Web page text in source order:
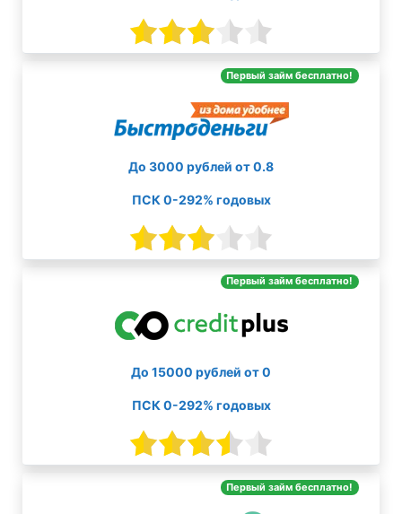
Первый займ бесплатно!
До 3000 рублей от 0.8
ПСК 0-292% годовых
Первый займ бесплатно!
До 15000 рублей от 0
ПСК 0-292% годовых
Первый займ бесплатно!